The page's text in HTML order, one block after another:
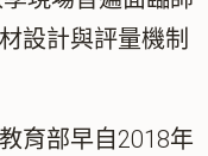
設計與評量機制
部早自2018年